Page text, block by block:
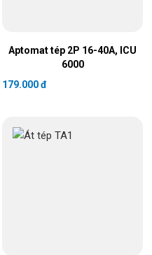
Aptomat tép 2P 16-40A, ICU
6000
179.000 đ